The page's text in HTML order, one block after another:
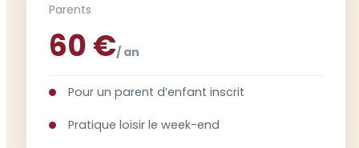
Parents
60 €/ an
Pour un parent d’enfant inscrit
Pratique loisir le week-end